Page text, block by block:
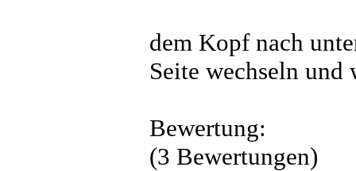
dem Kopf nach
Seite wechseln
Bewertung:
(3 Bewertungen)